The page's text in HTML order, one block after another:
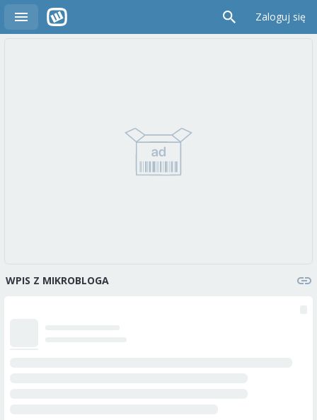
Zaloguj się
WPIS Z MIKROBLOGA